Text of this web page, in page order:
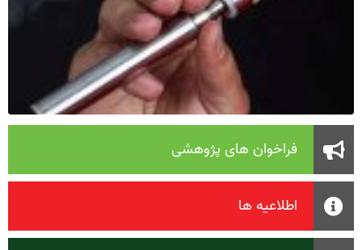
فراخوان های پژوهشی
اطلاعیه ها